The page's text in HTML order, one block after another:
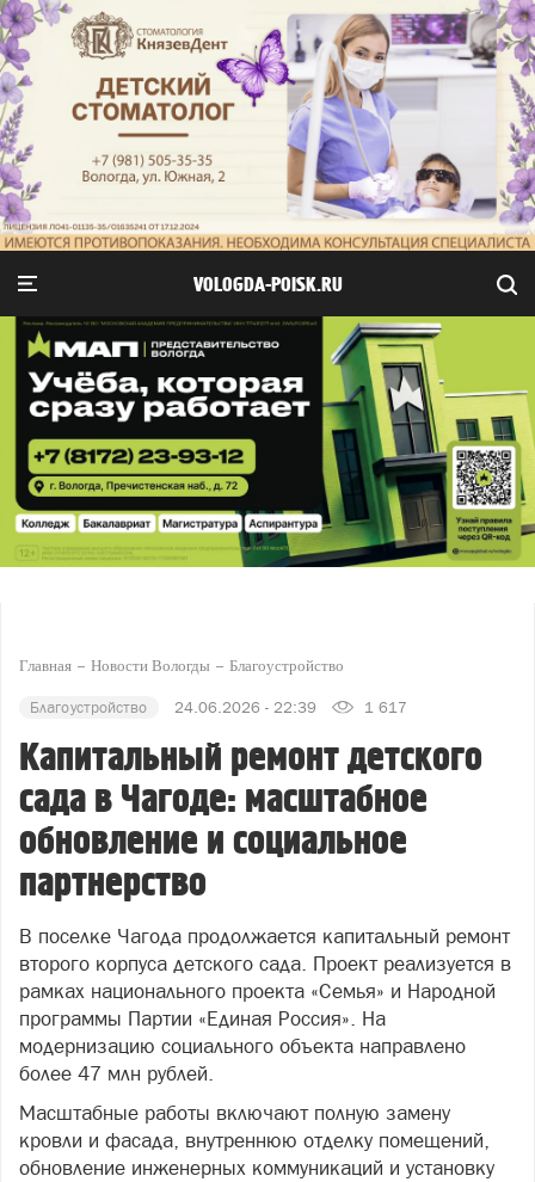
VOLOGDA-POISK.RU
Главная Новости Вологды Благоустройство
Благоустройство 24.06.2026 - 22:39 1 617
Капитальный ремонт детского
сада в Чагоде: масштабное
обновление и социальное
партнерство
В поселке Чагода продолжается капитальный ремонт
второго корпуса детского сада. Проект реализуется в
рамках национального проекта «Семья» и Народной
программы Партии «Единая Россия». На
модернизацию социального объекта направлено
более 47 млн рублей.
Масштабные работы включают полную замену
кровли и фасада, внутреннюю отделку помещений,
обновление инженерных коммуникаций и установку